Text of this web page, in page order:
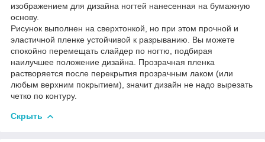
изображением для дизайна ногтей нанесенная на бумажную
основу.
Рисунок выполнен на сверхтонкой, но при этом прочной и
эластичной пленке устойчивой к разрыванию. Вы можете
спокойно перемещать слайдер по ногтю, подбирая
наилучшее положение дизайна. Прозрачная пленка
растворяется после перекрытия прозрачным лаком (или
любым верхним покрытием), значит дизайн не надо вырезать
четко по контуру.
Скрыть